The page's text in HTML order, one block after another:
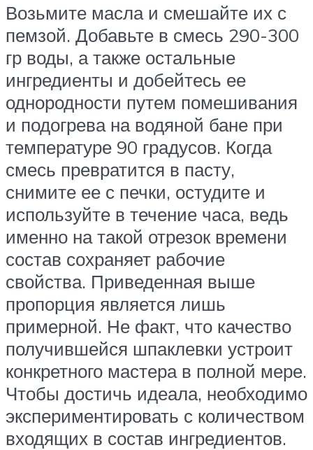
Возьмите масла и смешайте их с
пемзой. Добавьте в смесь 290-300
гр воды, а также остальные
ингредиенты и добейтесь ее
однородности путем помешивания
и подогрева на водяной бане при
температуре 90 градусов. Когда
смесь превратится в пасту,
снимите ее с печки, остудите и
используйте в течение часа, ведь
именно на такой отрезок времени
состав сохраняет рабочие
свойства. Приведенная выше
пропорция является лишь
примерной. Не факт, что качество
получившейся шпаклевки устроит
конкретного мастера в полной мере.
Чтобы достичь идеала, необходимо
экспериментировать с количеством
входящих в состав ингредиентов.